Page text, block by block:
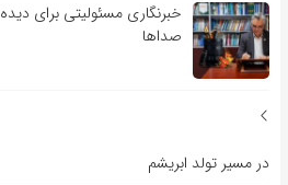
خبرنگاری مسئولیتی برای
صداها
در مسیر تولد ابریشم